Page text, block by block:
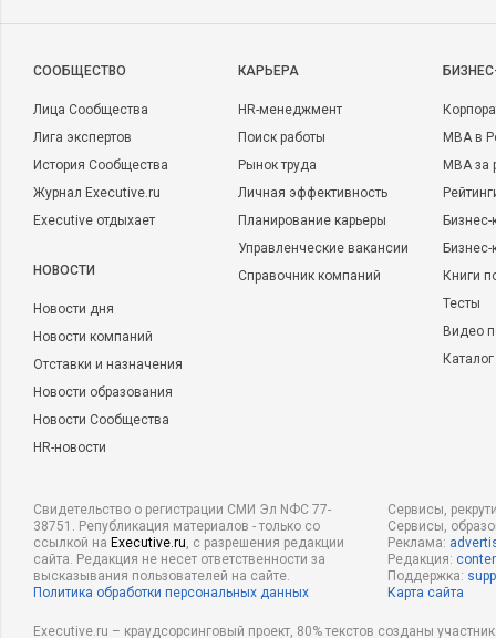
CООБЩЕСТВО
Лица Сообщества
Лига экспертов
История Сообщества
Журнал Executive.ru
Executive отдыхает
НОВОСТИ
Новости дня
Новости компаний
Отставки и назначения
Новости образования
Новости Сообщества
HR-новости
КАРЬЕРА
HR-менеджмент
Поиск работы
Рынок труда
Личная эффективность
Планирование карьеры
Управленческие вакансии
Справочник компаний
MBA в
MBA
Бизнес-
Книги
Тесты
Видео
Свидетельство о регистрации СМИ Эл NФС 77-
38751. Републикация материалов - только со
ссылкой на Executive.ru, с разрешения редакции
сайта. Редакция не несет ответственности за
высказывания пользователей на сайте.
Политика обработки персональных данных
Сервисы,
Сервисы,
Реклама:
Редакция:
Поддержка:
Карта сайта
Executive.ru – краудсорсинговый проект, 80% текстов созданы